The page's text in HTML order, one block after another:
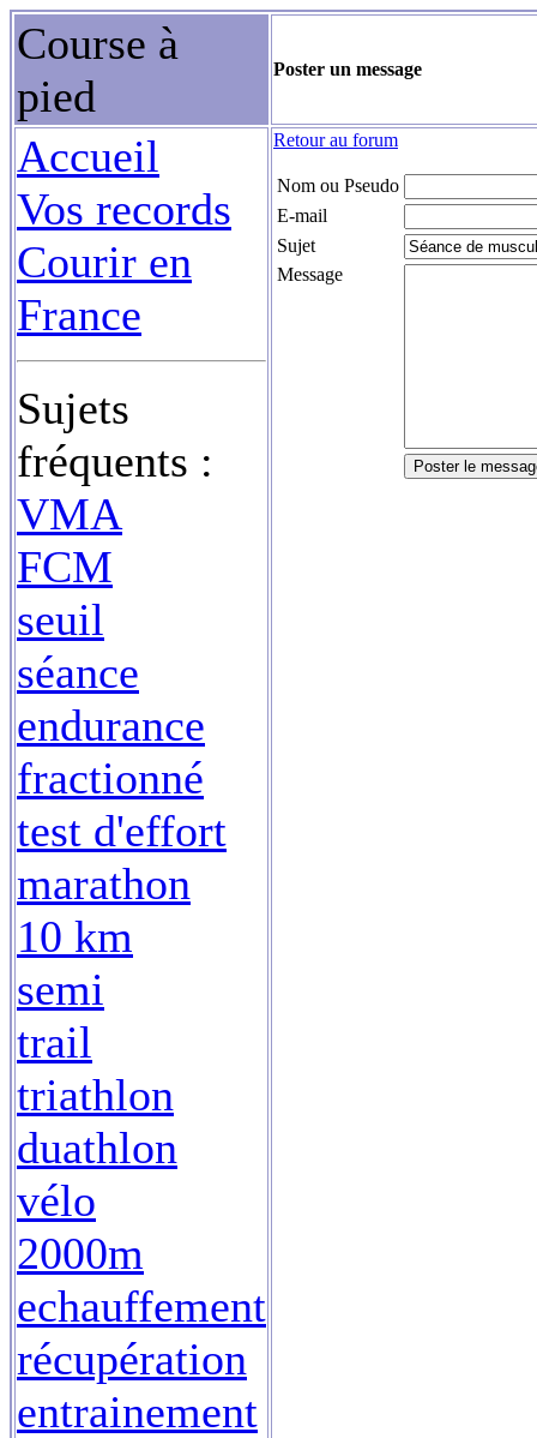
Course à
pied
Poster un message
Accueil
Vos records
Courir en
France
Sujets
fréquents :
VMA
FCM
seuil
séance
endurance
fractionné
test d'effort
marathon
10 km
semi
trail
triathlon
duathlon
vélo
2000m
echauffement
récupération
entrainement
Retour au forum
Nom ou Pseudo
E-mail
Sujet
Message